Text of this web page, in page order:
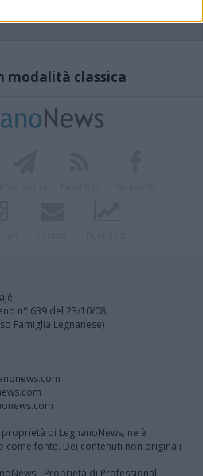
modalità classica
n° 639 del 23/10/08
Famiglia Legnanese)
di LegnanoNews, ne è
come fonte. Dei contenuti non originali
- Proprietà di Professional